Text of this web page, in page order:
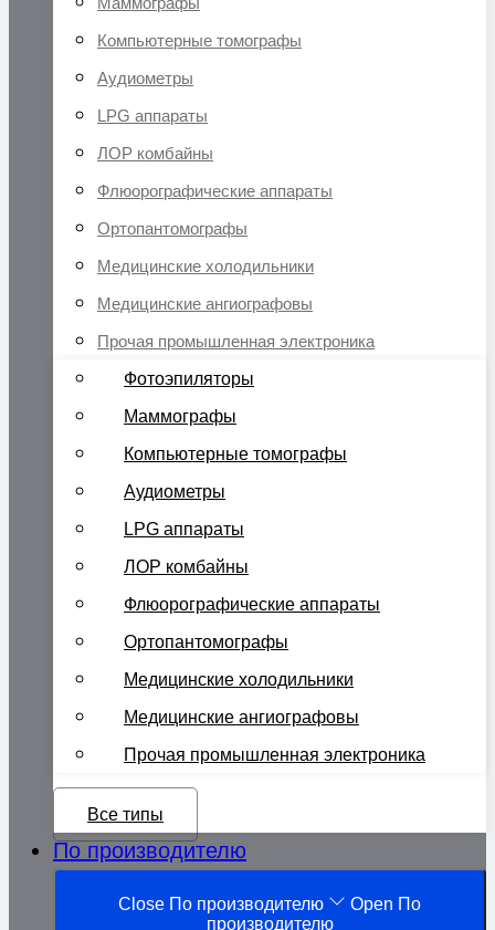
Компьютерные томографы
Аудиометры
LPG аппараты
ЛОР комбайны
Флюорографические аппараты
Ортопантомографы
Медицинские холодильники
Медицинские ангиографовы
Прочая промышленная электроника
Фотоэпиляторы
Маммографы
Компьютерные томографы
Аудиометры
LPG аппараты
ЛОР комбайны
Флюорографические аппараты
Ортопантомографы
Медицинские холодильники
Медицинские ангиографовы
Прочая промышленная электроника
Все типы
По производителю
Close По производителю
Open По
производителю